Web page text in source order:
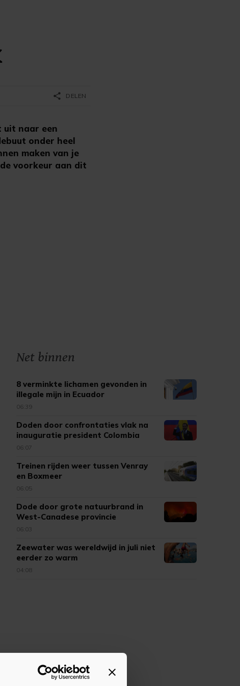
uit naar een
onder heel
maken van je
voorkeur aan dit
share DELEN
Net binnen
8 verminkte lichamen gevonden in
illegale mijn in Ecuador
06:39
Doden door confrontaties vlak na
inauguratie president Colombia
06:07
Treinen rijden weer tussen Venray
en Boxmeer
06:05
Dode door grote natuurbrand in
West-Canadese provincie
06:03
Zeewater was wereldwijd in juli niet
eerder zo warm
04:08